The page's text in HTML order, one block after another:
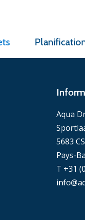
Aqua
5683
Pays-
T +31